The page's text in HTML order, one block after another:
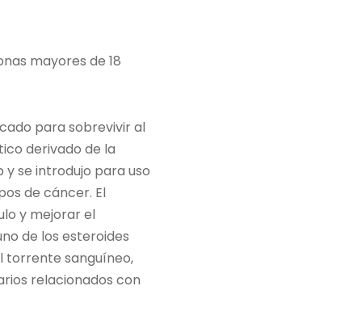
mayores de 18
para sobrevivir al
derivado de la
se introdujo para uso
de cáncer. El
y mejorar el
de los esteroides
torrente sanguíneo,
relacionados con